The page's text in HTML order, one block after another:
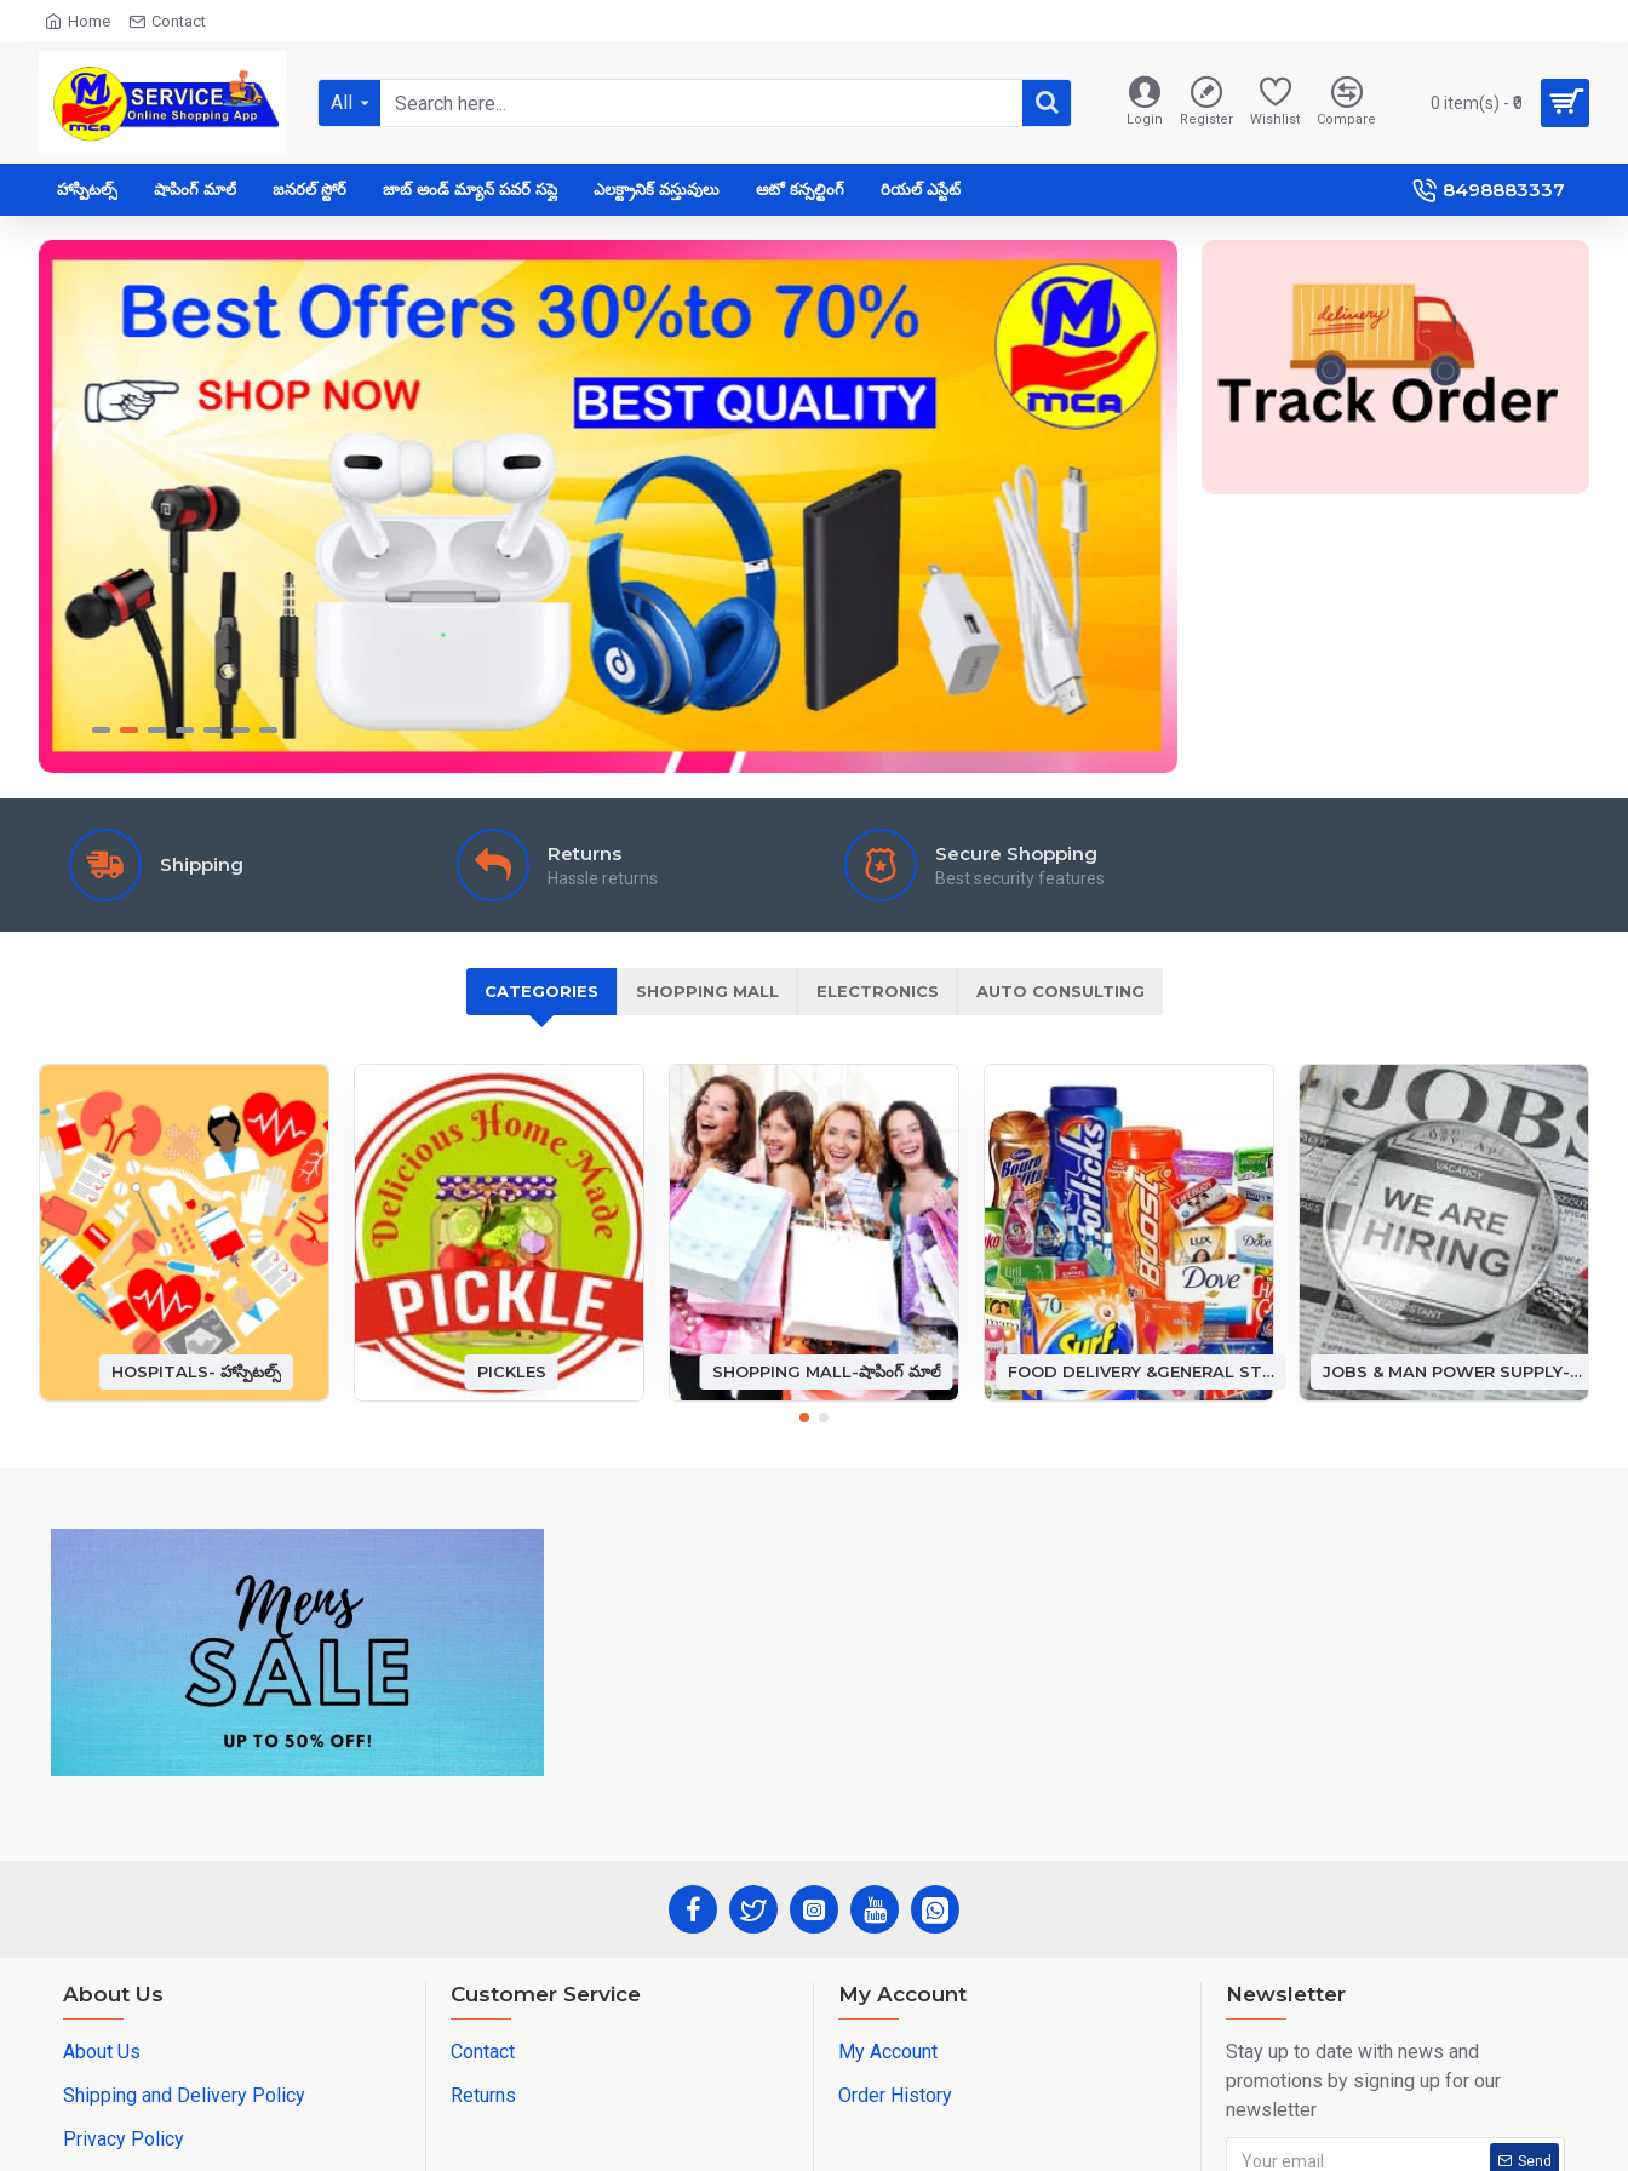
Home Contact
All
Login Register Wishlist Compare
0 item(s) - ₹0
హాస్పిటల్స్ షాపింగ్ మాల్ జనరల్ స్టోర్ జాబ్ అండ్ మ్యాన్ పవర్ సప్లై ఎలక్ట్రానిక్ వస్తువులు ఆటో కన్సల్టింగ్ రియల్ ఎస్టేట్ 8498883337
Shipping Returns
Hassle returns
Secure Shopping
Best security features
CATEGORIES SHOPPING MALL ELECTRONICS AUTO CONSULTING
HOSPITALS- హాస్పిటల్స్ PICKLES SHOPPING MALL-షాపింగ్ మాల్ FOOD DELIVERY &GENERAL STORE ఫుడ్ డెలివరీ &(జనరల్ స్టోర్) JOBS & MAN POWER SUPPLY-జాబ్ అండ్ మ్యాన్ పవర్ సప్లై
About Us
About Us
Shipping and Delivery Policy
Privacy Policy
Customer Service
Contact
Returns
My Account
My Account
Order History
Newsletter
Stay up to date with news and
promotions by signing up for our
newsletter
Send